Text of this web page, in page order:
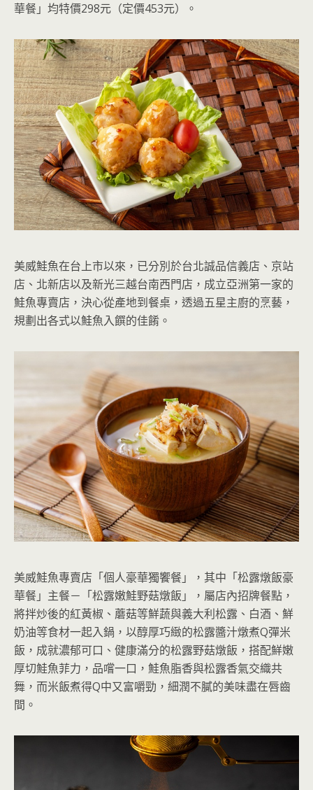
華餐」均特價298元（定價453元）。
美威鮭魚在台上市以來，已分別於台北誠品信義店、京站
店、北新店以及新光三越台南西門店，成立亞洲第一家的
鮭魚專賣店，決心從產地到餐桌，透過五星主廚的烹藝，
規劃出各式以鮭魚入饌的佳餚。
美威鮭魚專賣店「個人豪華獨饗餐」，其中「松露燉飯豪
華餐」主餐－「松露嫩鮭野菇燉飯」，屬店內招牌餐點，
將拌炒後的紅黃椒、蘑菇等鮮蔬與義大利松露、白酒、鮮
奶油等食材一起入鍋，以醇厚巧緻的松露醬汁燉煮Q彈米
飯，成就濃郁可口、健康滿分的松露野菇燉飯，搭配鮮嫩
厚切鮭魚菲力，品嚐一口，鮭魚脂香與松露香氣交織共
舞，而米飯煮得Q中又富嚼勁，細潤不膩的美味盡在唇齒
間。